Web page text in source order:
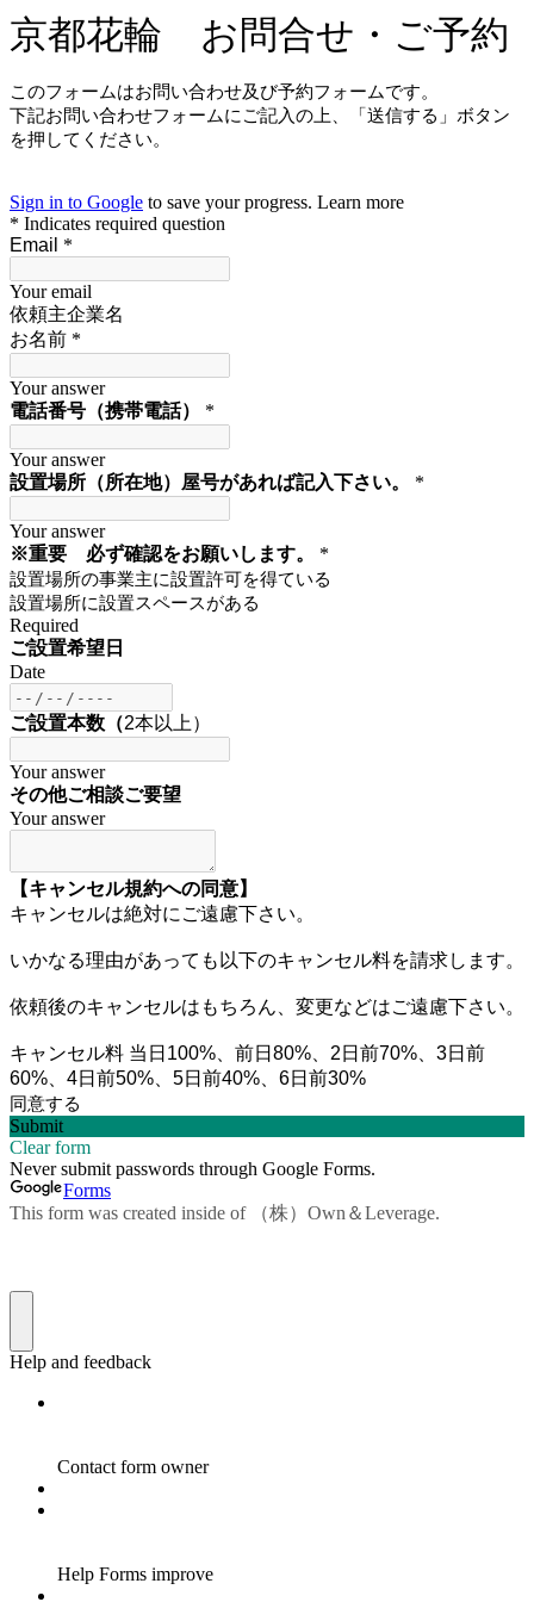
京都花輪 お問合せ・ご予約
このフォームはお問い合わせ及び予約フォームです。
下記お問い合わせフォームにご記入の上、「送信する」ボタン
を押してください。
Sign in to Google to save your progress. Learn more
* Indicates required question
Email *
Your email
依頼主企業名
お名前 *
Your answer
電話番号（携帯電話）
*
Your answer
設置場所（所在地）屋号があれば記入下さい。
*
Your answer
※重要 必ず確認をお願いします。
*
設置場所の事業主に設置許可を得ている
設置場所に設置スペースがある
Required
ご設置希望日
Date
ご設置本数（2本以上）
Your answer
その他ご相談ご要望
Your answer
【キャンセル規約への同意】
キャンセルは絶対にご遠慮下さい。
いかなる理由があっても以下のキャンセル料を請求します。
依頼後のキャンセルはもちろん、変更などはご遠慮下さい。
キャンセル料 当日100%、前日80%、2日前70%、3日前
60%、4日前50%、5日前40%、6日前30%
同意する
Submit
Clear form
Never submit passwords through Google Forms.
Forms
This form was created inside of （株）Own＆Leverage.
Help and feedback
Contact form owner
Help Forms improve